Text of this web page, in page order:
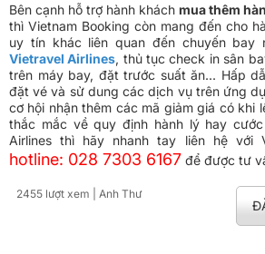
Bên cạnh hỗ trợ hành khách mua thêm
thì Vietnam Booking còn mang đến cho
uy tín khác liên quan đến chuyến bay
Vietravel Airlines, thủ tục check in sân
trên máy bay, đặt trước suất ăn... Hấp
đặt vé và sử dung các dịch vụ trên ứng
cơ hội nhận thêm các mã giảm giá có khi
thắc mắc về quy định hành lý hay
Airlines thì hãy nhanh tay liên hệ với
hotline: 028 7303 6167 để được tư
2455 lượt xem | Anh Thư